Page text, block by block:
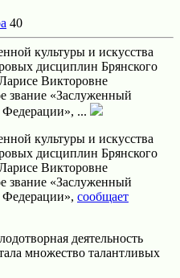
40
культуры и искусства
дисциплин Брянского
Викторовне
звание «Заслуженный
Федерации», ...
культуры и искусства
дисциплин Брянского
Викторовне
звание «Заслуженный
Федерации», сообщает
деятельность
множество талантливых